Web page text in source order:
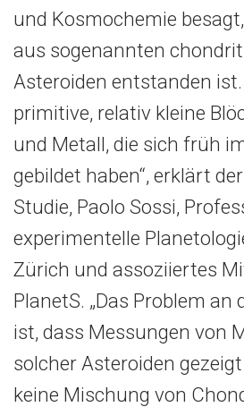
und Kosmochemie
aus sogenannten
Asteroiden entstanden
primitive, relativ kleine
und Metall, die sich früh
gebildet haben“, erklärt
Studie, Paolo Sossi,
experimentelle
Zürich und assoziiertes
PlanetS. „Das Problem an
ist, dass Messungen von
solcher Asteroiden
keine Mischung von